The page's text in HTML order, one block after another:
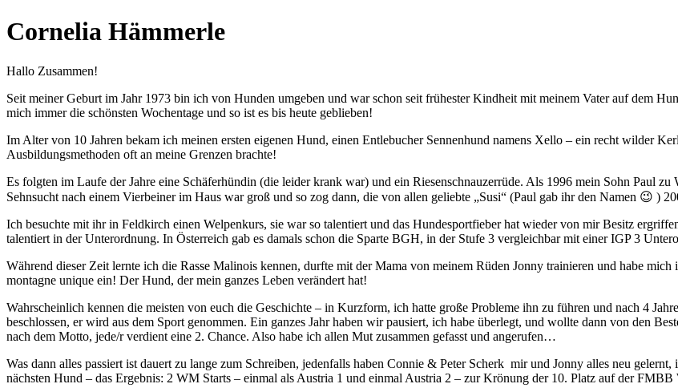
Cornelia Hämmerle
Hallo Zusammen!
Seit meiner Geburt im Jahr 1973 bin ich von Hunden umgeben und war schon seit frühester Kindheit mit meinem Vater auf dem
mich immer die schönsten Wochentage und so ist es bis heute geblieben!
Im Alter von 10 Jahren bekam ich meinen ersten eigenen Hund, einen Entlebucher Sennenhund namens Xello – ein recht wilder
Ausbildungsmethoden oft an meine Grenzen brachte!
Es folgten im Laufe der Jahre eine Schäferhündin (die leider krank war) und ein Riesenschnauzerrüde. Als 1996 mein Sohn Paul
Sehnsucht nach einem Vierbeiner im Haus war groß und so zog dann, die von allen geliebte „Susi“ (Paul gab ihr den Namen 😉 )
Ich besuchte mit ihr in Feldkirch einen Welpenkurs, sie war so talentiert und das Hundesportfieber hat wieder von mir Besitz
talentiert in der Unterordnung. In Österreich gab es damals schon die Sparte BGH, in der Stufe 3 vergleichbar mit einer IGP 3
Während dieser Zeit lernte ich die Rasse Malinois kennen, durfte mit der Mama von meinem Rüden Jonny trainieren und habe
montagne unique ein! Der Hund, der mein ganzes Leben verändert hat!
Wahrscheinlich kennen die meisten von euch die Geschichte – in Kurzform, ich hatte große Probleme ihn zu führen und nach 4
beschlossen, er wird aus dem Sport genommen. Ein ganzes Jahr haben wir pausiert, ich habe überlegt, und wollte dann von den
nach dem Motto, jede/r verdient eine 2. Chance. Also habe ich allen Mut zusammen gefasst und angerufen…
Was dann alles passiert ist dauert zu lange zum Schreiben, jedenfalls haben Connie & Peter Scherk mir und Jonny alles neu gelernt,
nächsten Hund – das Ergebnis: 2 WM Starts – einmal als Austria 1 und einmal Austria 2 – zur Krönung der 10. Platz auf der